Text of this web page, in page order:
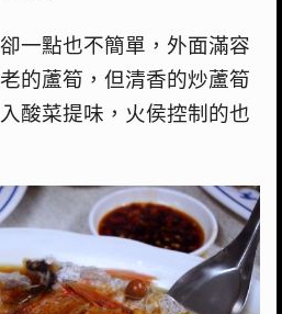
一點也不簡單，外面滿容
的蘆筍，但清香的炒蘆筍
酸菜提味，火侯控制的也